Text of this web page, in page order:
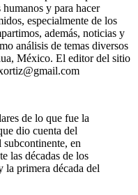
y para hacer
especialmente de los
además, noticias y
análisis de temas diversos
México. El editor del sitio
de lo que fue la
dio cuenta del
en
las décadas de los
primera década del